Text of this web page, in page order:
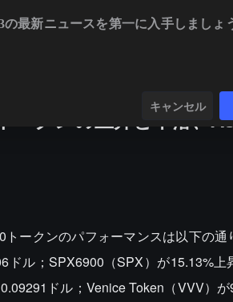
ークンの上昇と下落、
ークンのパフォーマンスは以下の通
ル；SPX6900（SPX）が15.13%上
ドル；Venice Token（VVV）
の最新ニュースを第一に入手しましょ
キャンセル